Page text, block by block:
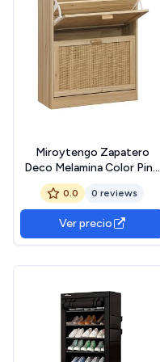
Miroytengo Zapatero
Deco Melamina Color Pino
y Rattan, Diseño Moderno,
para Organización y Estilo,
60x82x24 cm
0.0 0 reviews
Ver precio